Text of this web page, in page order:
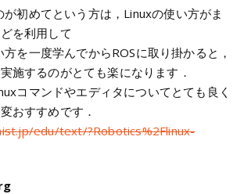
初めてという方は，Linuxの使い方がま
を利用して
を一度学んでからROSに取り掛かると，
施するのがとても楽になります．
コマンドやエディタについてとても良く
おすすめです．
edu/text/?Robotics%2Flinux-